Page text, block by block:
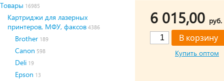
Товары 16985
Картриджи для лазерных
принтеров, МФУ, факсов 4386
Brother 189
Canon 598
Deli 19
Epson 13
6 015,00 руб.
Купить оптом